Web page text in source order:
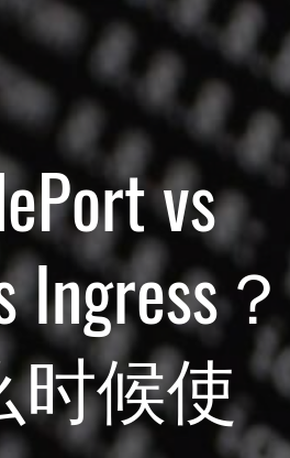
vs
Ingress？
时候使